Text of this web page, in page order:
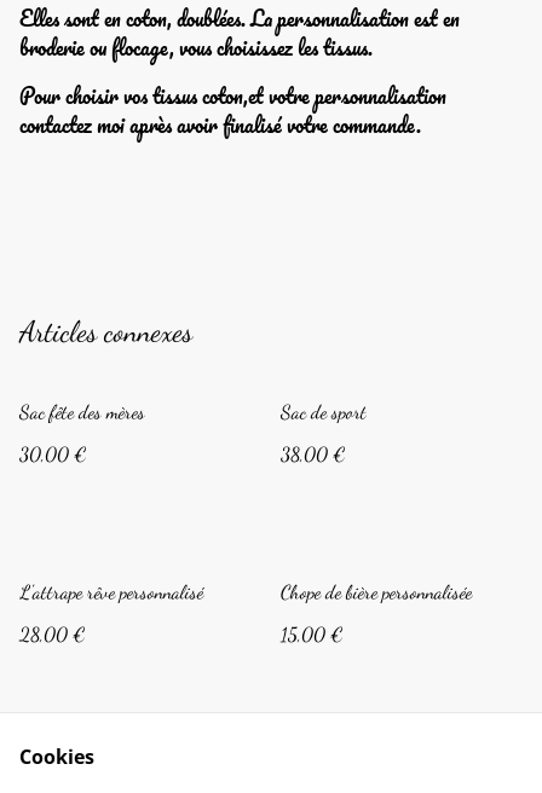
Elles sont en coton, doublées. La personnalisation est en
broderie ou flocage, vous choisissez les tissus.
Pour choisir vos tissus coton,et votre personnalisation
contactez moi après avoir finalisé votre commande.
Articles connexes
Sac fête des mères
30,00 €
Sac de sport
38,00 €
L'attrape rêve personnalisé
28,00 €
Chope de bière personnalisée
15,00 €
Cookies